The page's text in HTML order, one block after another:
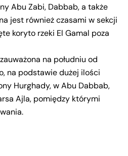
Abu Zabi, Dabbab, a także
jest również czasami w sekcji
koryto rzeki El Gamal poza
na południu od
na podstawie dużej ilości
Hurghady, w Abu Dabbab,
Ajla, pomiędzy którymi